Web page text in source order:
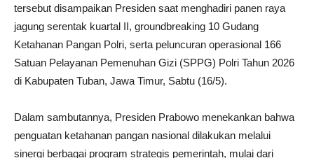
tersebut disampaikan Presiden saat menghadiri panen raya
jagung serentak kuartal II, groundbreaking 10 Gudang
Ketahanan Pangan Polri, serta peluncuran operasional 166
Satuan Pelayanan Pemenuhan Gizi (SPPG) Polri Tahun 2026
di Kabupaten Tuban, Jawa Timur, Sabtu (16/5).
Dalam sambutannya, Presiden Prabowo menekankan bahwa
penguatan ketahanan pangan nasional dilakukan melalui
sinergi berbagai program strategis pemerintah, mulai dari